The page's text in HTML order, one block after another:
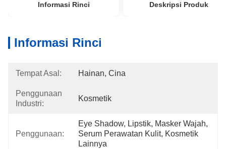
Informasi Rinci Deskripsi Produk
Informasi Rinci
Tempat Asal: Hainan, Cina
Penggunaan
Industri:
Kosmetik
Penggunaan:
Eye Shadow, Lipstik, Masker Wajah,
Serum Perawatan Kulit, Kosmetik
Lainnya